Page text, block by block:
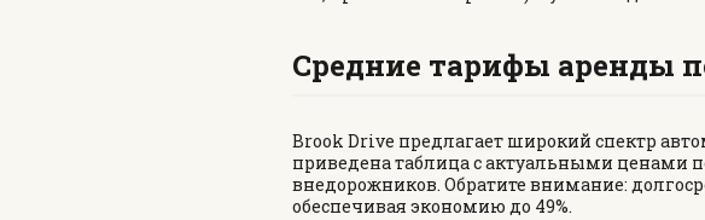
MERCEDES
All cars
Средние тарифы аренды
Brook Drive предлагает широкий спектр
приведена таблица с актуальными ценами
внедорожников. Обратите внимание:
обеспечивая экономию до 49%.